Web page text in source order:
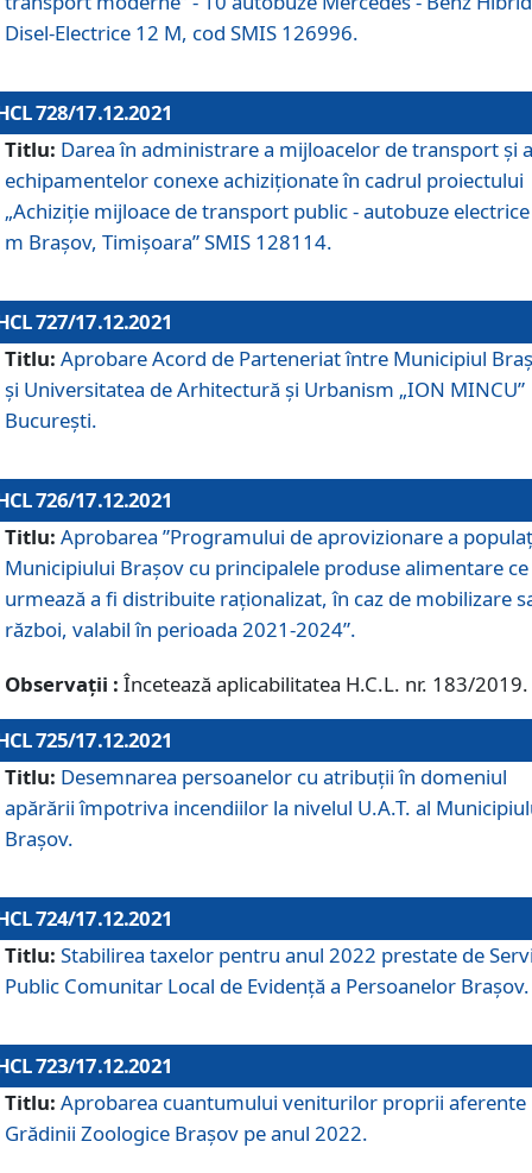
Disel-Electrice 12 M, cod SMIS 126996.
728/17.12.2021
Titlu: Darea în administrare a mijloacelor de transport și a
echipamentelor conexe achiziționate în cadrul proiectului
„Achiziție mijloace de transport public - autobuze
m Brașov, Timișoara” SMIS 128114.
727/17.12.2021
Titlu: Aprobare Acord de Parteneriat între Municipiul
și Universitatea de Arhitectură și Urbanism „ION MINCU”
București.
726/17.12.2021
Titlu: Aprobarea ”Programului de aprovizionare a
Municipiului Braşov cu principalele produse alimentare ce
urmează a fi distribuite raționalizat, în caz de mobilizare
război, valabil în perioada 2021-2024”.
Observații : Încetează aplicabilitatea H.C.L. nr. 183/2019.
725/17.12.2021
Titlu: Desemnarea persoanelor cu atribuții în domeniul
apărării împotriva incendiilor la nivelul U.A.T. al
Brașov.
724/17.12.2021
Titlu: Stabilirea taxelor pentru anul 2022 prestate de
Public Comunitar Local de Evidență a Persoanelor Braşov.
723/17.12.2021
Titlu: Aprobarea cuantumului veniturilor proprii aferente
Grădinii Zoologice Braşov pe anul 2022.